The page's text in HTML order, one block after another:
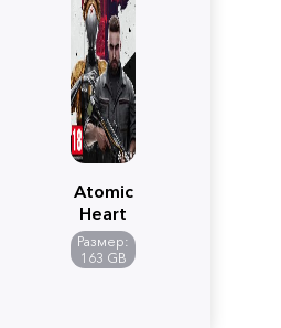
Atomic
Heart
Размер:
163 GB